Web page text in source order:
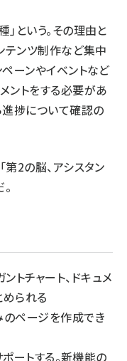
という。その理由と
テンツ制作など集中
ペーンやイベントなど
ントをする必要があ
進捗について確認の
2の脳、アシスタン
トチャート、ドキュメ
られる
ページを作成でき
ートする。新機能の